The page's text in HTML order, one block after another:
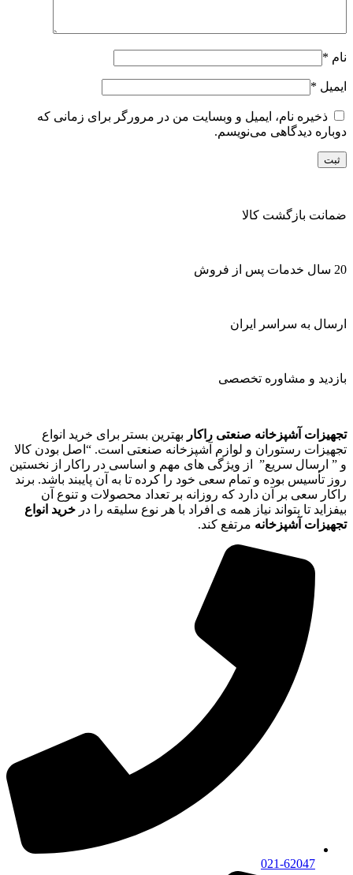
نام *
ایمیل *
ذخیره نام، ایمیل و وبسایت من در مرورگر برای زمانی که
دوباره دیدگاهی می‌نویسم.
ضمانت بازگشت کالا
20 سال خدمات پس از فروش
ارسال به سراسر ایران
بازدید و مشاوره تخصصی
تجهیزات آشپزخانه صنعتی راکار بهترین بستر برای خرید انواع
تجهیزات رستوران و لوازم آشپزخانه صنعتی است. “اصل بودن کالا
و ” ارسال سریع” از ویژگی های مهم و اساسی در راکار از نخستین
روز تأسیس بوده و تمام سعی خود را کرده تا به آن پایبند باشد. برند
راکار سعی بر آن دارد که روزانه بر تعداد محصولات و تنوع آن
بیفزاید تا بتواند نیاز همه ی افراد با هر نوع سلیقه را در خرید انواع
تجهیزات آشپزخانه مرتفع کند.
021-62047